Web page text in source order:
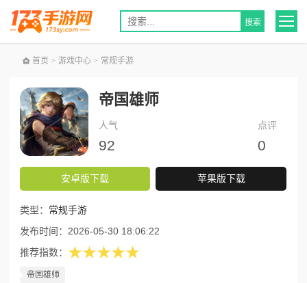
首页 > 游戏中心 > 常规手游
帝国雄师
人气
92
点评
0
安卓版下载 苹果版下载
类型： 常规手游
发布时间： 2026-05-30 18:06:22
推荐指数： ★★★★★
帝国雄师